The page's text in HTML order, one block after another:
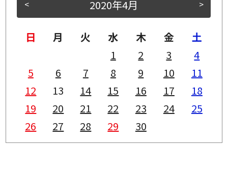
< >
2020年4月
日 月 火 水 木 金
土
1
2 3
4
5
6 7 8 9 10
11
12
13 14 15 16 17
18
19
20 21 22 23 24
25
26
27 28 29 30